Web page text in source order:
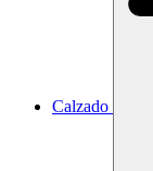
Calzado